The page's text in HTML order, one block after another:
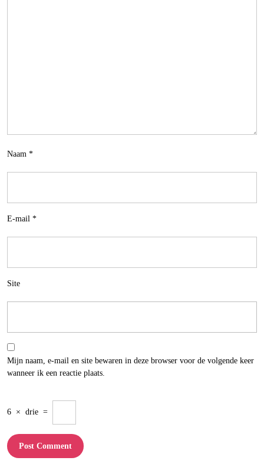
Naam *
E-mail *
Site
Mijn naam, e-mail en site bewaren in deze browser voor de volgende keer
wanneer ik een reactie plaats.
6 × drie =